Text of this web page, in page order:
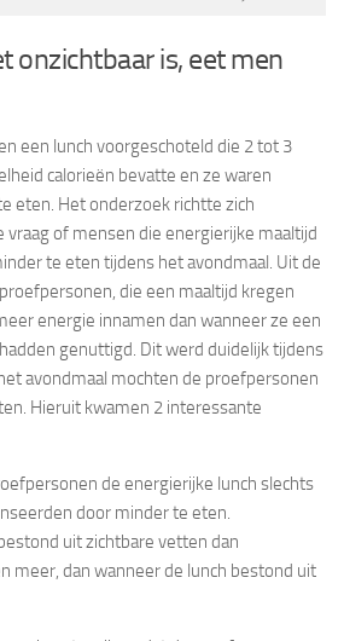
onzichtbaar is, eet men
een lunch voorgeschoteld die 2 tot 3
calorieën bevatte en ze waren
eten. Het onderzoek richtte zich
vraag of mensen die energierijke maaltijd
te eten tijdens het avondmaal. Uit de
die een maaltijd kregen
energie innamen dan wanneer ze een
genuttigd. Dit werd duidelijk tijdens
avondmaal mochten de proefpersonen
Hieruit kwamen 2 interessante
de energierijke lunch slechts
door minder te eten.
uit zichtbare vetten dan
meer, dan wanneer de lunch bestond uit